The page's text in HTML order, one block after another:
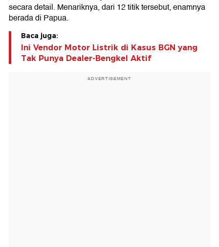
secara detail. Menariknya, dari 12 titik tersebut, enamnya
berada di Papua.
Baca juga:
Ini Vendor Motor Listrik di Kasus BGN yang
Tak Punya Dealer-Bengkel Aktif
ADVERTISEMENT